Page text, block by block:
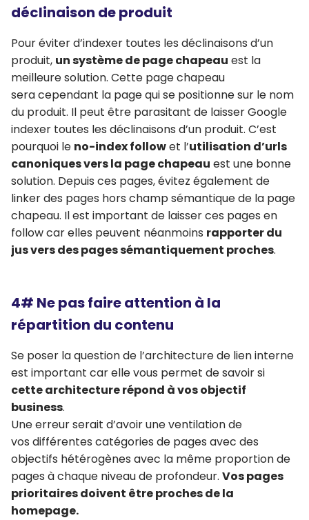
déclinaison de produit
Pour éviter d’indexer toutes les déclinaisons d’un
produit, un système de page chapeau est la
meilleure solution. Cette page chapeau
sera cependant la page qui se positionne sur le nom
du produit. Il peut être parasitant de laisser Google
indexer toutes les déclinaisons d’un produit. C’est
pourquoi le no-index followet l’utilisation d’urls
canoniques vers la page chapeau est une bonne
solution. Depuis ces pages, évitez également de
linker des pages hors champ sémantique de la page
chapeau. Il est important de laisser ces pages en
follow car elles peuvent néanmoins rapporter du
jus vers des pages sémantiquement proches.
4# Ne pas faire attention à la
répartition du contenu
Se poser la question de l’architecture de lien interne
est important car elle vous permet de savoir si
cette architecture répond à vos objectif
business.
Une erreur serait d’avoir une ventilation de
vos différentes catégories de pages avec des
objectifs hétérogènes avec la même proportion de
pages à chaque niveau de profondeur. Vos pages
prioritaires doivent être proches de la
homepage.